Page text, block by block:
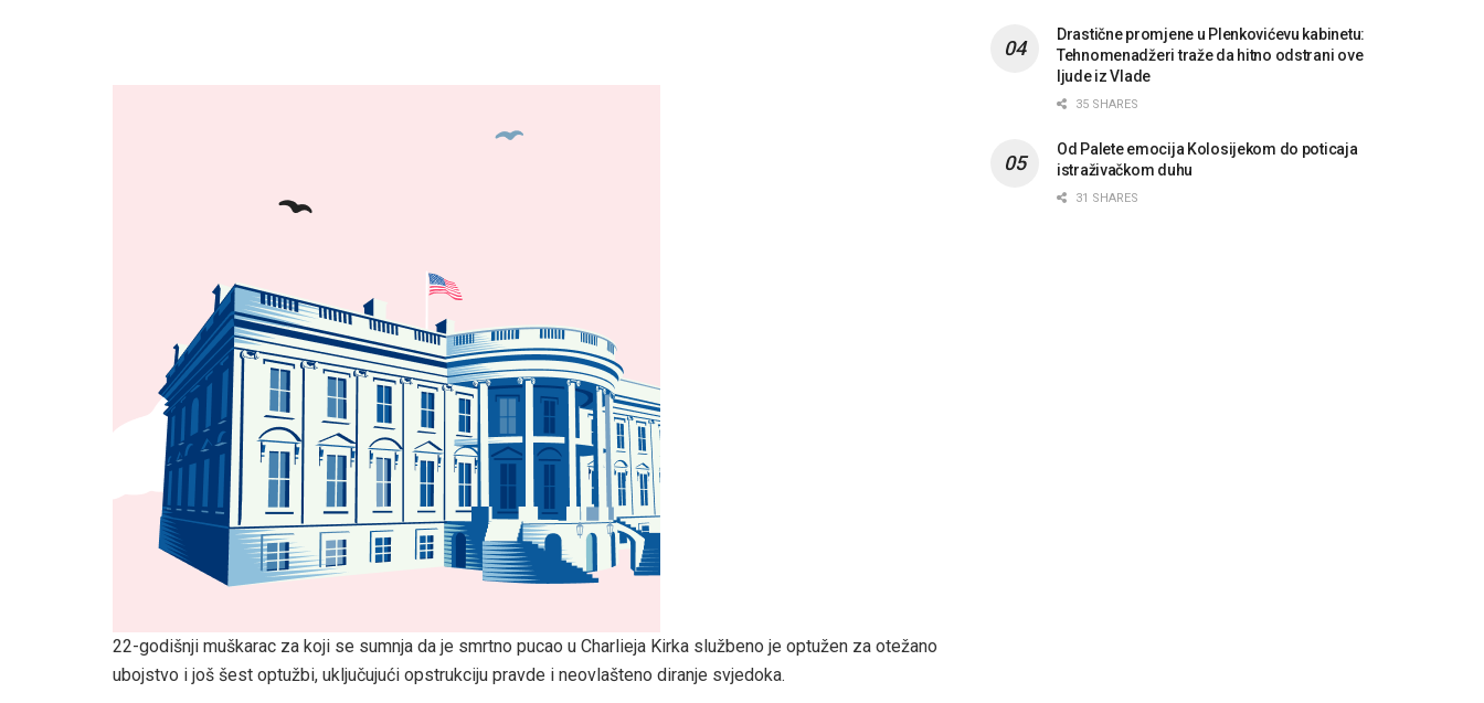
22-godišnji muškarac za koji se sumnja da je smrtno pucao u Charlieja Kirka službeno je optužen za otežano
ubojstvo i još šest optužbi, uključujući opstrukciju pravde i neovlašteno diranje svjedoka.
Drastične promjene u Plenkovićevu kabinetu:
Tehnomenadžeri traže da hitno odstrani ove
ljude iz Vlade
35 SHARES
Od Palete emocija Kolosijekom do poticaja
istraživačkom duhu
31 SHARES